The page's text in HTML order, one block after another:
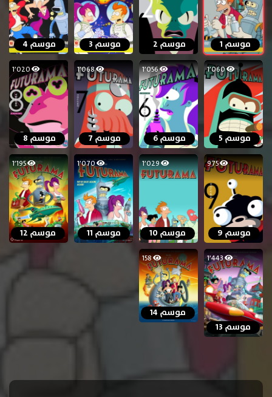
موسم 1 موسم 2 موسم 3 موسم 4
1٬060
موسم 5
1٬056
موسم 6
1٬068
موسم 7
1٬020
موسم 8
975
موسم 9
1٬029
موسم 10
1٬070
موسم 11
1٬195
موسم 12
1٬443
موسم 13
158
موسم 14